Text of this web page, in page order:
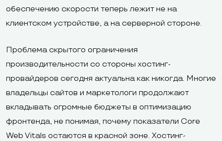
обеспечению скорости теперь лежит не на
клиентском устройстве, а на серверной стороне.
Проблема скрытого ограничения
производительности со стороны хостинг-
провайдеров сегодня актуальна как никогда. Многие
владельцы сайтов и маркетологи продолжают
вкладывать огромные бюджеты в оптимизацию
фронтенда, не понимая, почему показатели Core
Web Vitals остаются в красной зоне. Хостинг-